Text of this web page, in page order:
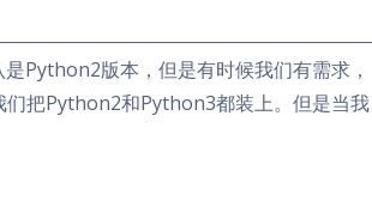
Python2版本，但是有时候我们有需求，
把Python2和Python3都装上。但是当我